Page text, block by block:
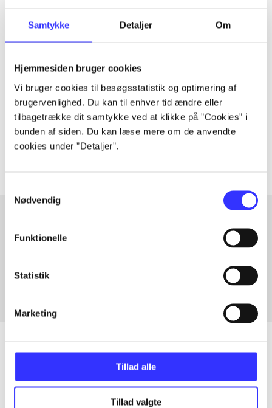
Samtykke Detaljer Om
Hjemmesiden bruger cookies
Vi bruger cookies til besøgsstatistik og optimering af
brugervenlighed. Du kan til enhver tid ændre eller
tilbagetrække dit samtykke ved at klikke på ”Cookies” i
bunden af siden. Du kan læse mere om de anvendte
cookies under ”Detaljer”.
Nødvendig
Funktionelle
Statistik
Marketing
Tillad alle
Tillad valgte
Artiklen er en del af
lorem ipsum dolor sit amet ...
Tidsskrift
Artiklerne i handler ofte om
Artikler med samme emner
Artikler
Alle registrerede artikler fordelt på udgivelser